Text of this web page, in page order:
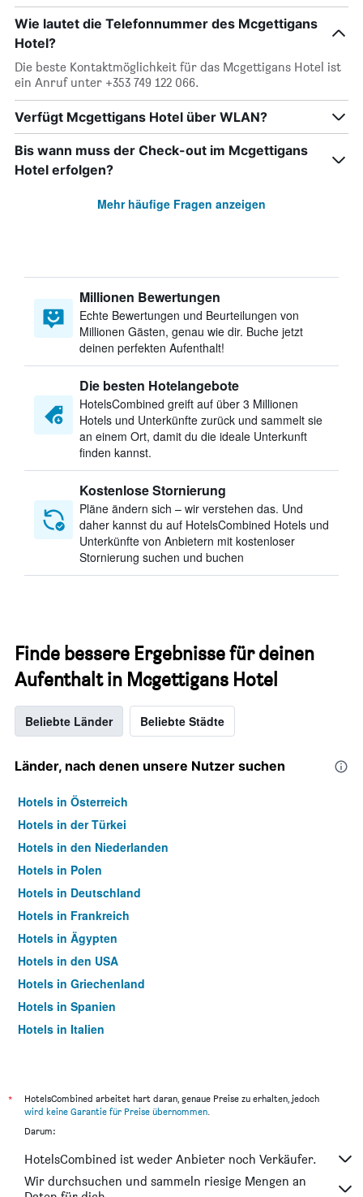
Wie lautet die Telefonnummer des Mcgettigans
Hotel?
Die beste Kontaktmöglichkeit für das Mcgettigans Hotel ist
ein Anruf unter +353 749 122 066.
Verfügt Mcgettigans Hotel über WLAN?
Bis wann muss der Check-out im Mcgettigans
Hotel erfolgen?
Mehr häufige Fragen anzeigen
Millionen Bewertungen
Echte Bewertungen und Beurteilungen von
Millionen Gästen, genau wie dir. Buche jetzt
deinen perfekten Aufenthalt!
Die besten Hotelangebote
HotelsCombined greift auf über 3 Millionen
Hotels und Unterkünfte zurück und sammelt sie
an einem Ort, damit du die ideale Unterkunft
finden kannst.
Kostenlose Stornierung
Pläne ändern sich – wir verstehen das. Und
daher kannst du auf HotelsCombined Hotels und
Unterkünfte von Anbietern mit kostenloser
Stornierung suchen und buchen
Finde bessere Ergebnisse für deinen
Aufenthalt in Mcgettigans Hotel
Beliebte Länder Beliebte Städte
Länder, nach denen unsere Nutzer suchen
Hotels in Österreich
Hotels in der Türkei
Hotels in den Niederlanden
Hotels in Polen
Hotels in Deutschland
Hotels in Frankreich
Hotels in Ägypten
Hotels in den USA
Hotels in Griechenland
Hotels in Spanien
Hotels in Italien
*
HotelsCombined arbeitet hart daran, genaue Preise zu erhalten, jedoch
wird keine Garantie für Preise übernommen.
Darum:
HotelsCombined ist weder Anbieter noch Verkäufer.
Wir durchsuchen und sammeln riesige Mengen an